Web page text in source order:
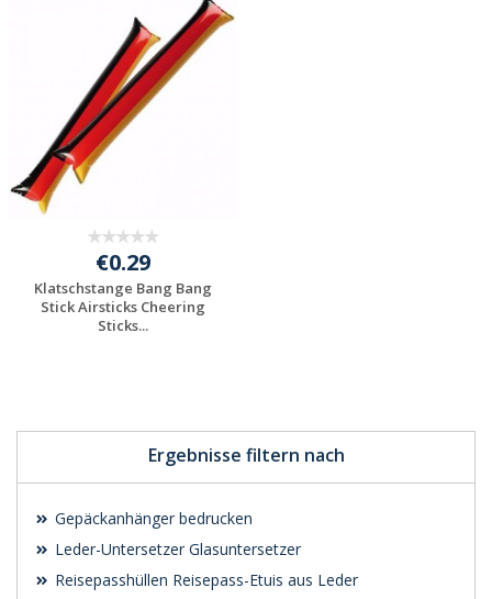
Ergebnisse filtern nach
Gepäckanhänger bedrucken
Leder-Untersetzer Glasuntersetzer
Reisepasshüllen Reisepass-Etuis aus Leder
Individuelle
Werbeartikel
anfragen
€0.29
Klatschstange Bang Bang
Stick Airsticks Cheering
Sticks...